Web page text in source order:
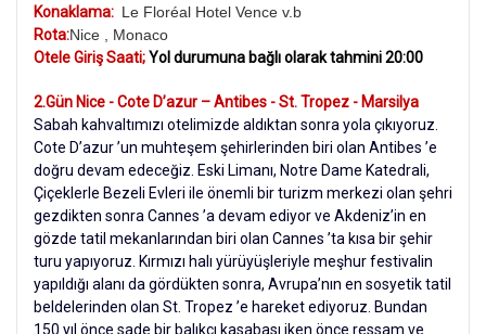
Konaklama: Le Floréal Hotel Vence v.b
Rota:Nice , Monaco
Otele Giriş Saati;Yol durumuna bağlı olarak tahmini 20:00
2.Gün Nice - Cote D’azur – Antibes - St. Tropez - Marsilya
Sabah kahvaltımızı otelimizde aldıktan sonra yola çıkıyoruz.
Cote D’azur ’un muhteşem şehirlerinden biri olan Antibes ’e
doğru devam edeceğiz. Eski Limanı, Notre Dame Katedrali,
Çiçeklerle Bezeli Evleri ile önemli bir turizm merkezi olan şehri
gezdikten sonra Cannes ’a devam ediyor ve Akdeniz’in en
gözde tatil mekanlarından biri olan Cannes ’ta kısa bir şehir
turu yapıyoruz. Kırmızı halı yürüyüşleriyle meşhur festivalin
yapıldığı alanı da gördükten sonra, Avrupa’nın en sosyetik tatil
beldelerinden olan St. Tropez ’e hareket ediyoruz. Bundan
150 yıl önce sade bir balıkçı kasabası iken önce ressam ve